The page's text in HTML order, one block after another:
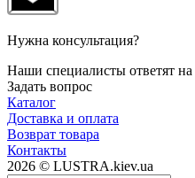
Нужна консультация?
Наши специалисты ответят
Задать вопрос
Каталог
Доставка и оплата
Возврат товара
Контакты
2026 © LUSTRA.kiev.ua